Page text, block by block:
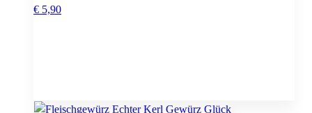
€ 5,90